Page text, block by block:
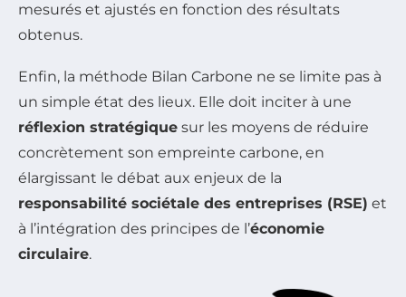
mesurés et ajustés en fonction des résultats
obtenus.
Enfin, la méthode Bilan Carbone ne se limite pas à
un simple état des lieux. Elle doit inciter à une
réflexion stratégique sur les moyens de réduire
concrètement son empreinte carbone, en
élargissant le débat aux enjeux de la
responsabilité sociétale des entreprises (RSE) et
à l’intégration des principes de l’économie
circulaire.